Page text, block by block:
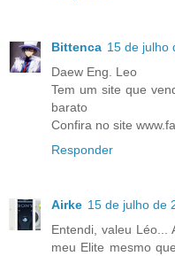
Bittenca 15 de julho
Daew Eng. Leo
Tem um site que
barato
Confira no site
Responder
Airke 15 de julho de
Entendi, valeu Léo...
meu Elite mesmo